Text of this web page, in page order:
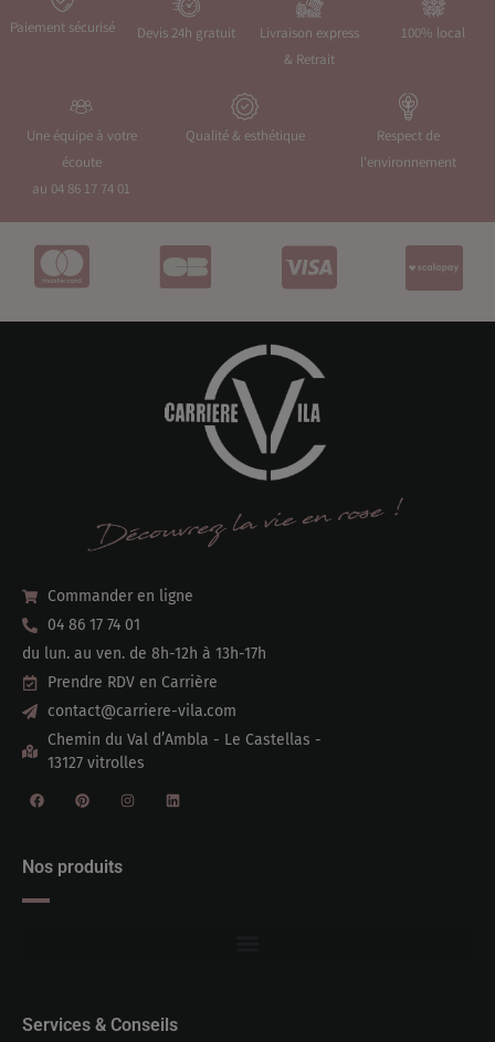
Paiement sécurisé Devis 24h gratuit
Livraison express
& Retrait
100% local
Une équipe à votre
écoute
au 04 86 17 74 01
Qualité & esthétique
Respect de
l'environnement
Commander en ligne
04 86 17 74 01
du lun. au ven. de 8h-12h à 13h-17h
Prendre RDV en Carrière
contact@carriere-vila.com
Chemin du Val d’Ambla - Le Castellas -
13127 vitrolles
Nos produits
Services & Conseils